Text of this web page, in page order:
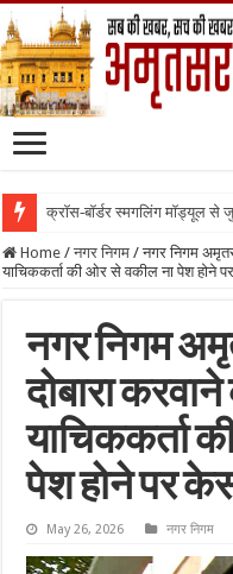
क्रॉस-बॉर्डर स्मगलिंग मॉड्यूल
Home / नगर निगम / नगर निगम
याचिककर्ता की ओर से वकील ना पेश होने
नगर निगम
दोबारा
याचिककर्ता
पेश होने पर
May 26, 2026 नगर निगम